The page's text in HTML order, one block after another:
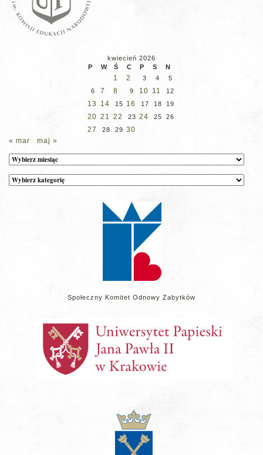
kwiecień 2026
P
W Ś C P S N
1 2 3 4
5
6
7 8 9 10 11 12
13 14 15 16 17 18 19
20 21 22 23 24 25 26
27 28 29 30
« mar
maj »
Archiwum
Kategorie
wpisów
Społeczny Komitet Odnowy Zabytków